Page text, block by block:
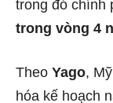
trong đó chính
trong vòng 4
Theo Yago,
hóa kế hoạch